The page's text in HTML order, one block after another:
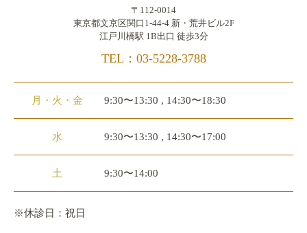
〒112-0014
東京都文京区関口1-44-4 新・荒井ビル2F
江戸川橋駅 1B出口 徒歩3分
TEL：03-5228-3788
月・火・金 9:30〜13:30 , 14:30〜18:30
水 9:30〜13:30 , 14:30〜17:00
土 9:30〜14:00
※休診日：祝日